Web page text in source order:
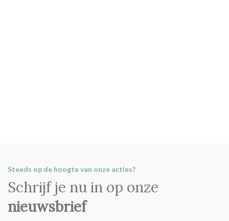
Steeds op de hoogte van onze acties?
Schrijf je nu in op onze
nieuwsbrief